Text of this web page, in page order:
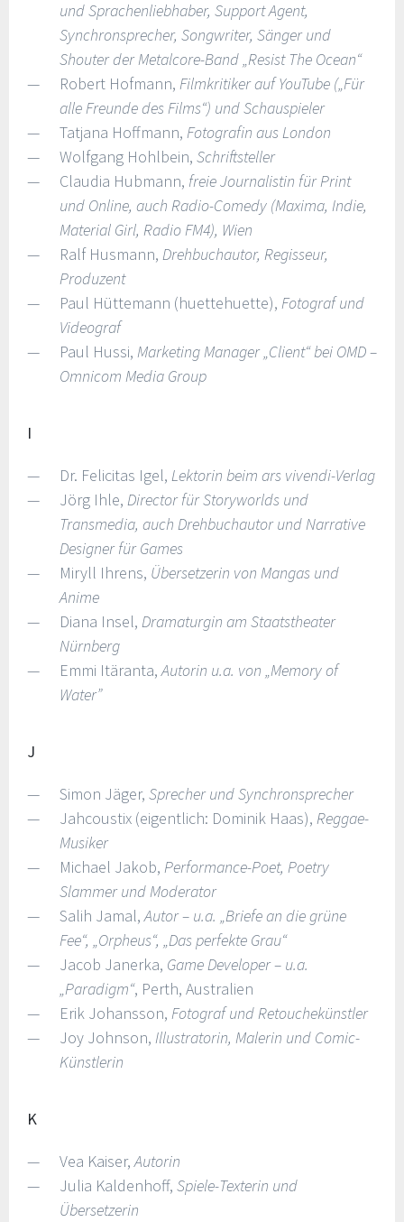
und Sprachenliebhaber, Support Agent,
Synchronsprecher, Songwriter, Sänger und
Shouter der Metalcore-Band „Resist The Ocean“
Robert Hofmann, Filmkritiker auf YouTube („Für
alle Freunde des Films“) und Schauspieler
Tatjana Hoffmann, Fotografin aus London
Wolfgang Hohlbein, Schriftsteller
Claudia Hubmann, freie Journalistin für Print
und Online, auch Radio-Comedy (Maxima, Indie,
Material Girl, Radio FM4), Wien
Ralf Husmann, Drehbuchautor, Regisseur,
Produzent
Paul Hüttemann (huettehuette), Fotograf und
Videograf
Paul Hussi, Marketing Manager „Client“ bei OMD –
Omnicom Media Group
I
Dr. Felicitas Igel, Lektorin beim ars vivendi-Verlag
Jörg Ihle, Director für Storyworlds und
Transmedia, auch Drehbuchautor und Narrative
Designer für Games
Miryll Ihrens, Übersetzerin von Mangas und
Anime
Diana Insel, Dramaturgin am Staatstheater
Nürnberg
Emmi Itäranta,Autorin u.a. von „Memory of
Water”
J
Simon Jäger, Sprecher und Synchronsprecher
Jahcoustix (eigentlich: Dominik Haas), Reggae-
Musiker
Michael Jakob, Performance-Poet, Poetry
Slammer und Moderator
Salih Jamal,Autor – u.a. „Briefe an die grüne
Fee“, „Orpheus“, „Das perfekte Grau“
Jacob Janerka, Game Developer – u.a.
„Paradigm“, Perth, Australien
Erik Johansson, Fotograf und Retouchekünstler
Joy Johnson, Illustratorin, Malerin und Comic-
Künstlerin
K
Vea Kaiser,Autorin
Julia Kaldenhoff, Spiele-Texterin und
Übersetzerin